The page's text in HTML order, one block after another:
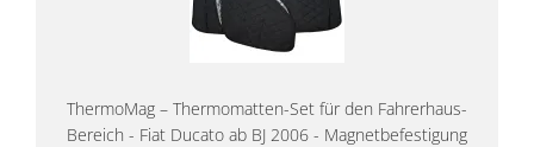
ThermoMag – Thermomatten-Set für den Fahrerhaus-
Bereich - Fiat Ducato ab BJ 2006 - Magnetbefestigung